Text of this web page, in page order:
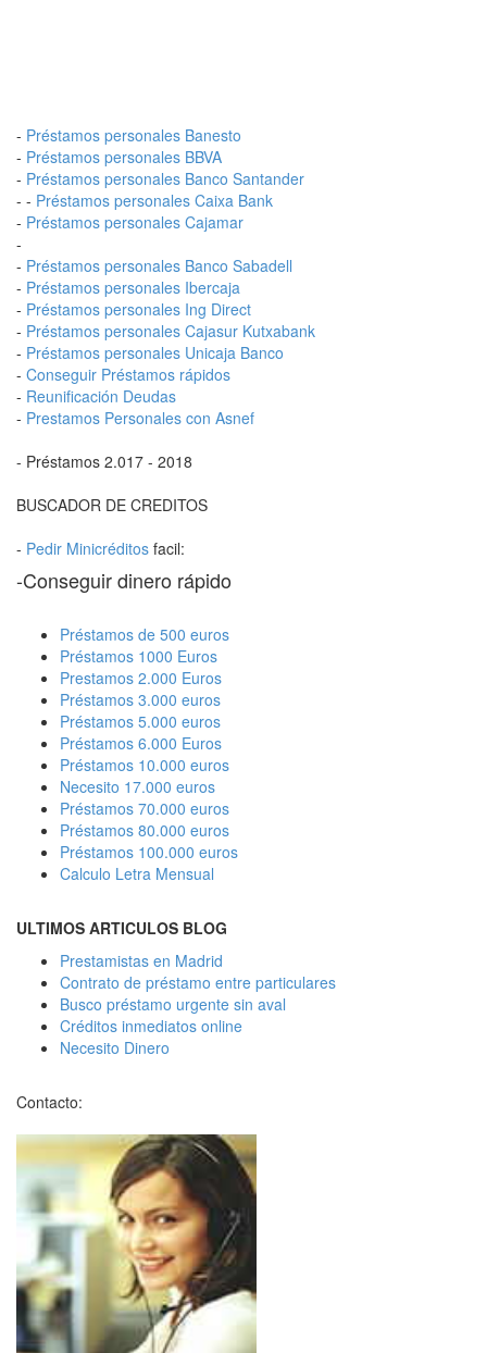
- Préstamos personales Banesto
- Préstamos personales BBVA
- Préstamos personales Banco Santander
- - Préstamos personales Caixa Bank
- Préstamos personales Cajamar
-
- Préstamos personales Banco Sabadell
- Préstamos personales Ibercaja
- Préstamos personales Ing Direct
- Préstamos personales Cajasur Kutxabank
- Préstamos personales Unicaja Banco
- Conseguir Préstamos rápidos
- Reunificación Deudas
- Prestamos Personales con Asnef
- Préstamos 2.017 - 2018
BUSCADOR DE CREDITOS
- Pedir Minicréditos facil:
-Conseguir dinero rápido
Préstamos de 500 euros
Préstamos 1000 Euros
Prestamos 2.000 Euros
Préstamos 3.000 euros
Préstamos 5.000 euros
Préstamos 6.000 Euros
Préstamos 10.000 euros
Necesito 17.000 euros
Préstamos 70.000 euros
Préstamos 80.000 euros
Préstamos 100.000 euros
Calculo Letra Mensual
ULTIMOS ARTICULOS BLOG
Prestamistas en Madrid
Contrato de préstamo entre particulares
Busco préstamo urgente sin aval
Créditos inmediatos online
Necesito Dinero
Contacto: